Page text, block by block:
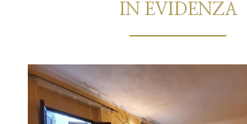
IN EVIDENZA